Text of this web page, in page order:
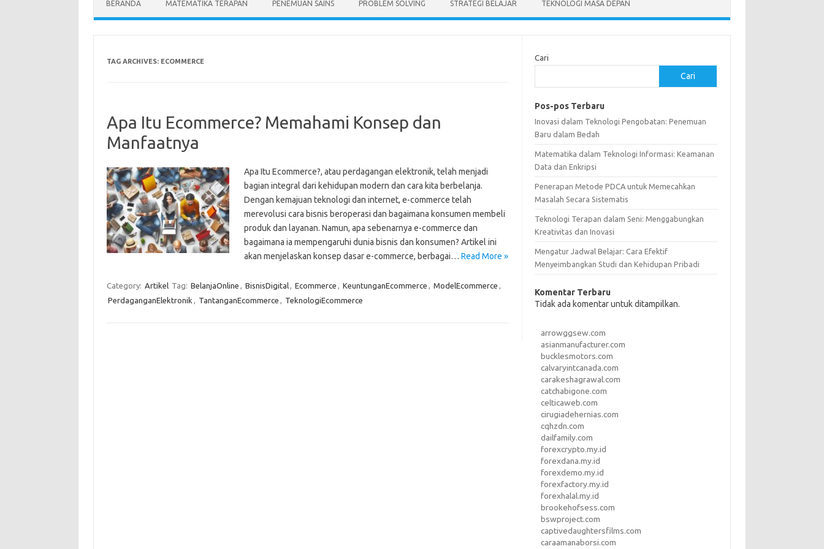
BERANDA MATEMATIKA TERAPAN PENEMUAN SAINS PROBLEM SOLVING STRATEGI BELAJAR TEKNOLOGI MASA DEPAN
TAG ARCHIVES: ECOMMERCE
Apa Itu Ecommerce? Memahami Konsep dan
Manfaatnya
Apa Itu Ecommerce?, atau perdagangan elektronik, telah menjadi
bagian integral dari kehidupan modern dan cara kita berbelanja.
Dengan kemajuan teknologi dan internet, e-commerce telah
merevolusi cara bisnis beroperasi dan bagaimana konsumen membeli
produk dan layanan. Namun, apa sebenarnya e-commerce dan
bagaimana ia mempengaruhi dunia bisnis dan konsumen? Artikel ini
akan menjelaskan konsep dasar e-commerce, berbagai… Read More »
Category: Artikel Tag: BelanjaOnline , BisnisDigital, Ecommerce , KeuntunganEcommerce , ModelEcommerce ,
PerdaganganElektronik , TantanganEcommerce , TeknologiEcommerce
Cari
Cari
Pos-pos Terbaru
Inovasi dalam Teknologi Pengobatan: Penemuan
Baru dalam Bedah
Matematika dalam Teknologi Informasi: Keamanan
Data dan Enkripsi
Penerapan Metode PDCA untuk Memecahkan
Masalah Secara Sistematis
Teknologi Terapan dalam Seni: Menggabungkan
Kreativitas dan Inovasi
Mengatur Jadwal Belajar: Cara Efektif
Menyeimbangkan Studi dan Kehidupan Pribadi
Komentar Terbaru
Tidak ada komentar untuk ditampilkan.
arrowggsew.com
asianmanufacturer.com
bucklesmotors.com
calvaryintcanada.com
carakeshagrawal.com
catchabigone.com
celticaweb.com
cirugiadehernias.com
cqhzdn.com
dailfamily.com
forexcrypto.my.id
forexdana.my.id
forexdemo.my.id
forexfactory.my.id
forexhalal.my.id
brookehofsess.com
bswproject.com
captivedaughtersfilms.com
caraamanaborsi.com